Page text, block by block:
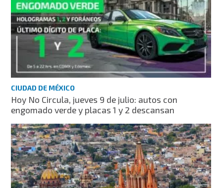
CIUDAD DE MÉXICO
Hoy No Circula, jueves 9 de julio: autos con
engomado verde y placas 1 y 2 descansan